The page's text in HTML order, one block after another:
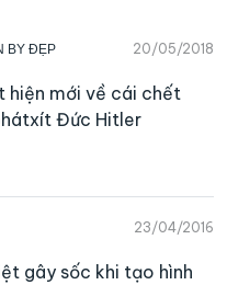
BY ĐẸP 20/05/2018
hiện mới về cái chết
Đức Hitler
23/04/2016
gây sốc khi tạo hình